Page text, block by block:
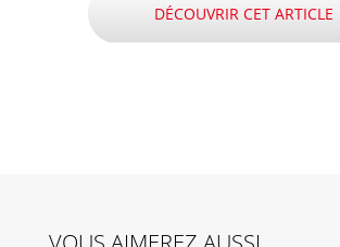
DÉCOUVRIR CET ARTICLE